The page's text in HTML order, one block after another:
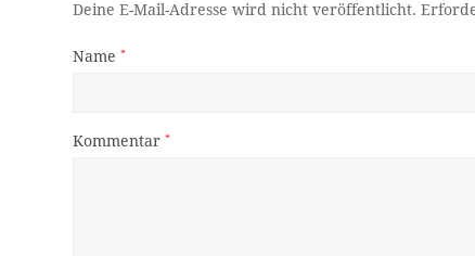
Deine E-Mail-Adresse wird nicht veröffentlicht.
Name*
Kommentar*